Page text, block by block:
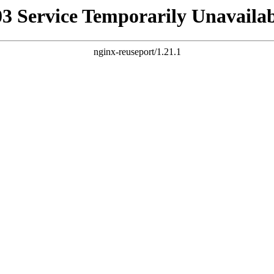
Service Temporarily
nginx-reuseport/1.21.1